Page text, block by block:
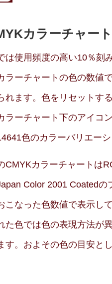
カラーチャート
は使用頻度の高い10％刻
ラーチャートの色の数値
れます。色をリセットす
ラーチャート下のアイコ
色のカラーバリエー
CMYKカラーチャートは
Color 2001 Coated
こなった色数値で表示し
た色では色の表現方法が
す。およその色の目安と